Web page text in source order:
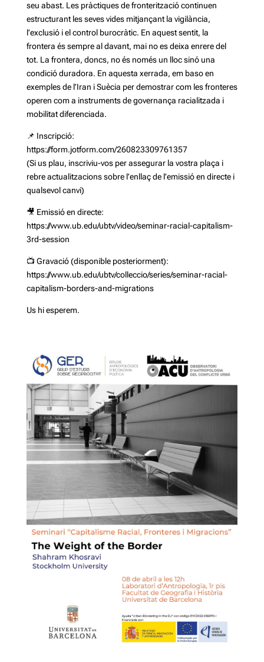
seu abast. Les pràctiques de fronterització continuen
estructurant les seves vides mitjançant la vigilància,
l’exclusió i el control burocràtic. En aquest sentit, la
frontera és sempre al davant, mai no es deixa enrere del
tot. La frontera, doncs, no és només un lloc sinó una
condició duradora. En aquesta xerrada, em baso en
exemples de l’Iran i Suècia per demostrar com les fronteres
operen com a instruments de governança racialitzada i
mobilitat diferenciada.
📌 Inscripció:
https://form.jotform.com/260823309761357
(Si us plau, inscriviu-vos per assegurar la vostra plaça i
rebre actualitzacions sobre l’enllaç de l’emissió en directe i
qualsevol canvi)
🎥 Emissió en directe:
https://www.ub.edu/ubtv/video/seminar-racial-capitalism-
3rd-session
📺 Gravació (disponible posteriorment):
https://www.ub.edu/ubtv/colleccio/series/seminar-racial-
capitalism-borders-and-migrations
Us hi esperem.